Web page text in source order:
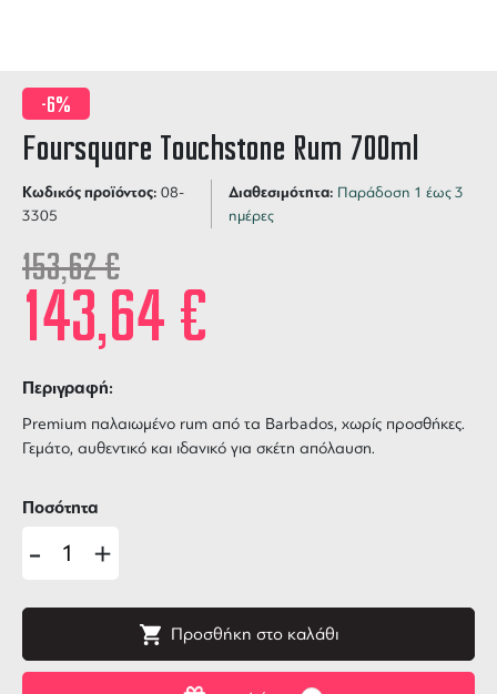
-6%
Foursquare Touchstone Rum 700ml
Κωδικός προϊόντος: 08-
3305
Διαθεσιμότητα: Παράδοση 1 έως 3
ημέρες
153,62€
143,64€
Περιγραφή:
Premium παλαιωμένο rum από τα Barbados, χωρίς προσθήκες.
Γεμάτο, αυθεντικό και ιδανικό για σκέτη απόλαυση.
Ποσότητα
- +
Προσθήκη στο καλάθι